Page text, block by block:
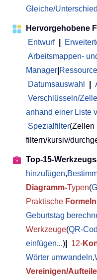
Gleiche/
Hervorgehobene
Entwurf
Arbeitsmappen-
Manager
Datumsauswahl
Verschlüsseln/
anhand einer Liste
Spezialfilter(Zellen
filtern/kursiv/
Top-15-
hinzufügen,
Diagramm-Typen(
Praktische Formeln
Geburtstag
Werkzeuge(QR-
einfügen...) 12-
Wörter umwandeln,
Vereinigen/